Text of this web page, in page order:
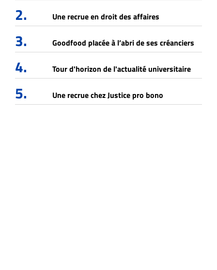
2. Une recrue en droit des affaires
3. Goodfood placée à l’abri de ses créanciers
4. Tour d'horizon de l'actualité universitaire
5. Une recrue chez Justice pro bono